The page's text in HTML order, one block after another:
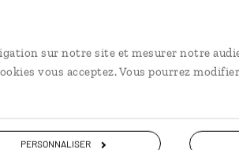
sur notre site et mesurer notre
vous acceptez. Vous pourrez
PERSONNALISER